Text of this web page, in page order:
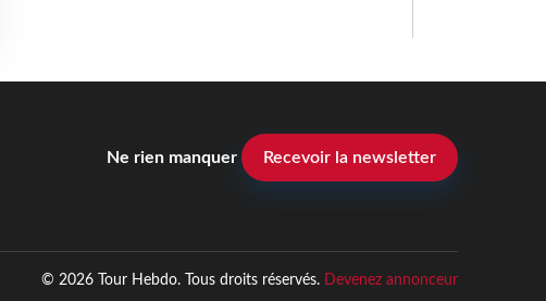
Ne rien manquer Recevoir la newsletter
© 2026 Tour Hebdo. Tous droits réservés. Devenez annonceur